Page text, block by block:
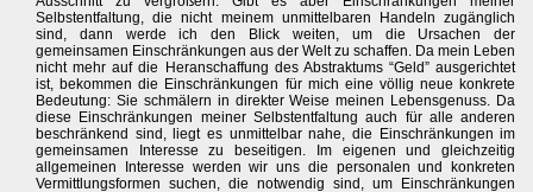
Selbstentfaltung, die nicht meinem unmittelbaren Handeln zugänglich
sind, dann werde ich den Blick weiten, um die Ursachen der
gemeinsamen Einschränkungen aus der Welt zu schaffen. Da mein Leben
nicht mehr auf die Heranschaffung des Abstraktums “Geld” ausgerichtet
ist, bekommen die Einschränkungen für mich eine völlig neue konkrete
Bedeutung: Sie schmälern in direkter Weise meinen Lebensgenuss. Da
diese Einschränkungen meiner Selbstentfaltung auch für alle anderen
beschränkend sind, liegt es unmittelbar nahe, die Einschränkungen im
gemeinsamen Interesse zu beseitigen. Im eigenen und gleichzeitig
allgemeinen Interesse werden wir uns die personalen und konkreten
Vermittlungsformen suchen, die notwendig sind, um Einschränkungen